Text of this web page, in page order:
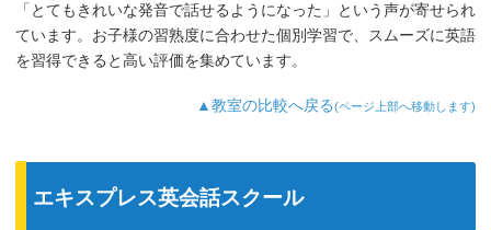
「とてもきれいな発音で話せるようになった」という声が寄せられ
ています。お子様の習熟度に合わせた個別学習で、スムーズに英語
を習得できると高い評価を集めています。
▲教室の比較へ戻る(ページ上部へ移動します)
エキスプレス英会話スクール